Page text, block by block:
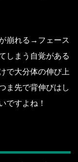
崩れる→フェース
しまう自覚がある
で大分体の伸び上
ま先で背伸びはし
ですよね！